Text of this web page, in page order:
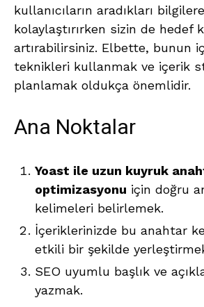
kullanıcıların aradıkları
kolaylaştırırken sizin de hedef
artırabilirsiniz. Elbette, bunun
teknikleri kullanmak ve içerik
planlamak oldukça önemlidir.
Ana Noktalar
Yoast ile uzun kuyruk
optimizasyonu için doğru
kelimeleri belirlemek.
İçeriklerinizde bu anahtar
etkili bir şekilde
SEO uyumlu başlık ve
yazmak.